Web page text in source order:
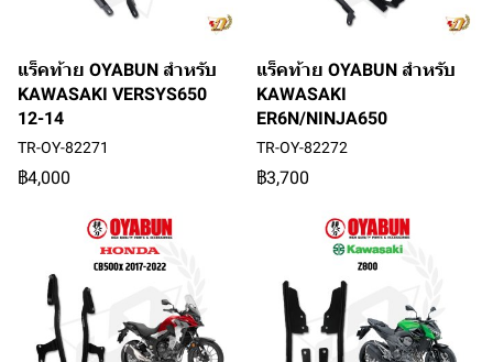
แร็คท้าย OYABUN สำหรับ
KAWASAKI VERSYS650
12-14
TR-OY-82271
฿4,000
แร็คท้าย OYABUN สำหรับ
KAWASAKI
ER6N/NINJA650
TR-OY-82272
฿3,700